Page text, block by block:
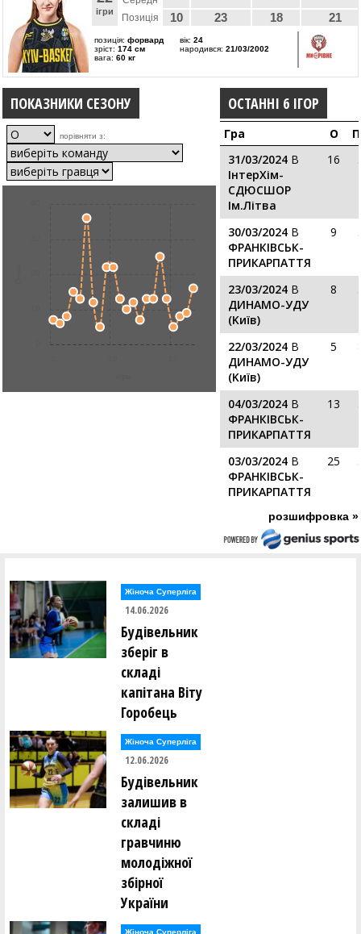
ігри
Позиція 10 23 18 21
позиція: форвард
зріст: 174 см
вага: 60 кг
вік: 24
народився: 21/03/2002
ПОКАЗНИКИ СЕЗОНУ
порівняти з:
ОСТАННІ 6 ІГОР
Гра О
31/03/2024 В
ІнтерХім-
СДЮСШОР
Ім.Літва
16
30/03/2024 В
ФРАНКІВСЬК-
ПРИКАРПАТТЯ
9
23/03/2024 В
ДИНАМО-УДУ
(Kиїв)
8
22/03/2024 В
ДИНАМО-УДУ
(Kиїв)
5
04/03/2024 В
ФРАНКІВСЬК-
ПРИКАРПАТТЯ
13
03/03/2024 В
ФРАНКІВСЬК-
ПРИКАРПАТТЯ
25
розшифровка »
Жіноча Суперліга
14.06.2026
Будівельник
зберіг в
складі
капітана Віту
Горобець
Жіноча Суперліга
12.06.2026
Будівельник
залишив в
складі
гравчиню
молодіжної
збірної
України
Жіноча Суперліга